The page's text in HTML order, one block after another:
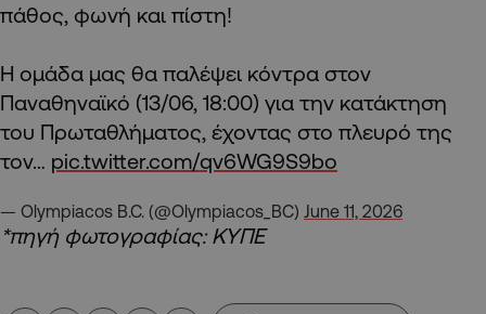
πάθος, φωνή και πίστη!
Η ομάδα μας θα παλέψει κόντρα στον
Παναθηναϊκό (13/06, 18:00) για την κατάκτηση
του Πρωταθλήματος, έχοντας στο πλευρό της
τον… pic.twitter.com/qv6WG9S9bo
— Olympiacos B.C. (@Olympiacos_BC) June 11, 2026
*πηγή φωτογραφίας: ΚΥΠΕ